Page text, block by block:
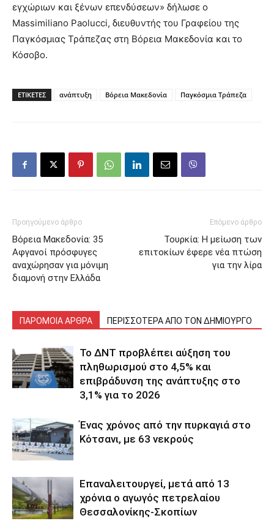
εγχώριων και ξένων επενδύσεων» δήλωσε ο
Massimiliano Paolucci, διευθυντής του Γραφείου της
Παγκόσμιας Τράπεζας στη Βόρεια Μακεδονία και το
Κόσοβο.
ΕΤΙΚΕΤΕΣ ανάπτυξη Βόρεια Μακεδονία Παγκόσμια Τράπεζα
Προηγούμενο άρθρο
Βόρεια Μακεδονία: 35
Αφγανοί πρόσφυγες
αναχώρησαν για μόνιμη
διαμονή στην Ελλάδα
Επόμενο άρθρο
Τουρκία: Η μείωση των
επιτοκίων έφερε νέα πτώση
για την λίρα
ΠΑΡΟΜΟΙΑ ΑΡΘΡΑ ΠΕΡΙΣΣΟΤΕΡΑ ΑΠΟ ΤΟΝ ΔΗΜΙΟΥΡΓΟ
Το ΔΝΤ προβλέπει αύξηση του
πληθωρισμού στο 4,5% και
επιβράδυνση της ανάπτυξης στο
3,1% για το 2026
Ένας χρόνος από την πυρκαγιά στο
Κότσανι, με 63 νεκρούς
Επαναλειτουργεί, μετά από 13
χρόνια ο αγωγός πετρελαίου
Θεσσαλονίκης-Σκοπίων